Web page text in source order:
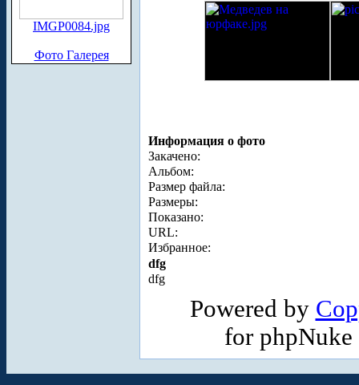
IMGP0084.jpg
Фото Галерея
Информация о фото
Закачено:
Альбом:
Размер файла:
Размеры:
Показано:
URL:
Избранное:
dfg
dfg
Powered by
for